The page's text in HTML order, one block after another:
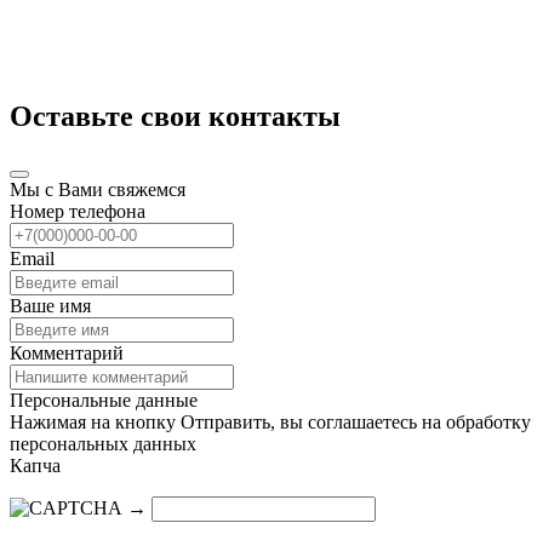
Оставьте свои контакты
Мы с Вами свяжемся
Номер телефона
Email
Ваше имя
Комментарий
Персональные данные
Нажимая на кнопку Отправить, вы соглашаетесь на обработку
персональных данных
Капча
→